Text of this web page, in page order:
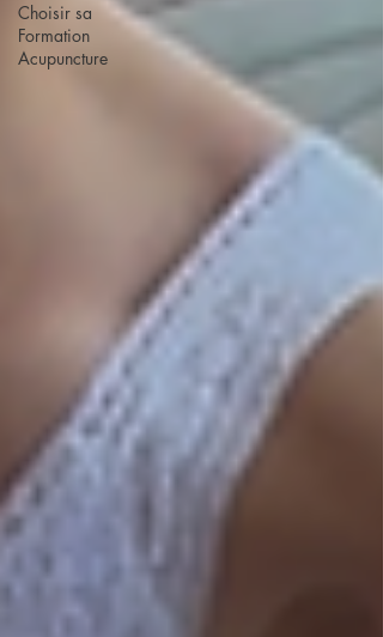
Choisir sa
Formation
Acupuncture